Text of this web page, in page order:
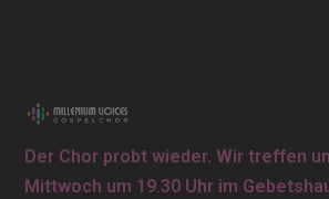
Der Chor probt wieder. Wir treffen
Mittwoch um 19.30 Uhr im